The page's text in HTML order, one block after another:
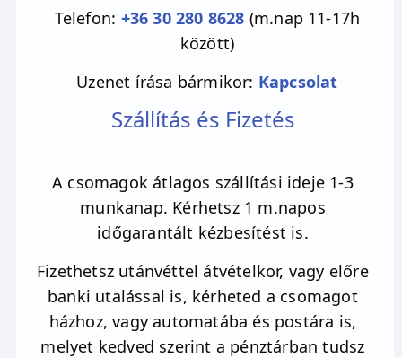
Telefon: +36 30 280 8628 (m.nap 11-17h
között)
Üzenet írása bármikor: Kapcsolat
Szállítás és Fizetés
A csomagok átlagos szállítási ideje 1-3
munkanap. Kérhetsz 1 m.napos
időgarantált kézbesítést is.
Fizethetsz utánvéttel átvételkor, vagy előre
banki utalással is, kérheted a csomagot
házhoz, vagy automatába és postára is,
melyet kedved szerint a pénztárban tudsz